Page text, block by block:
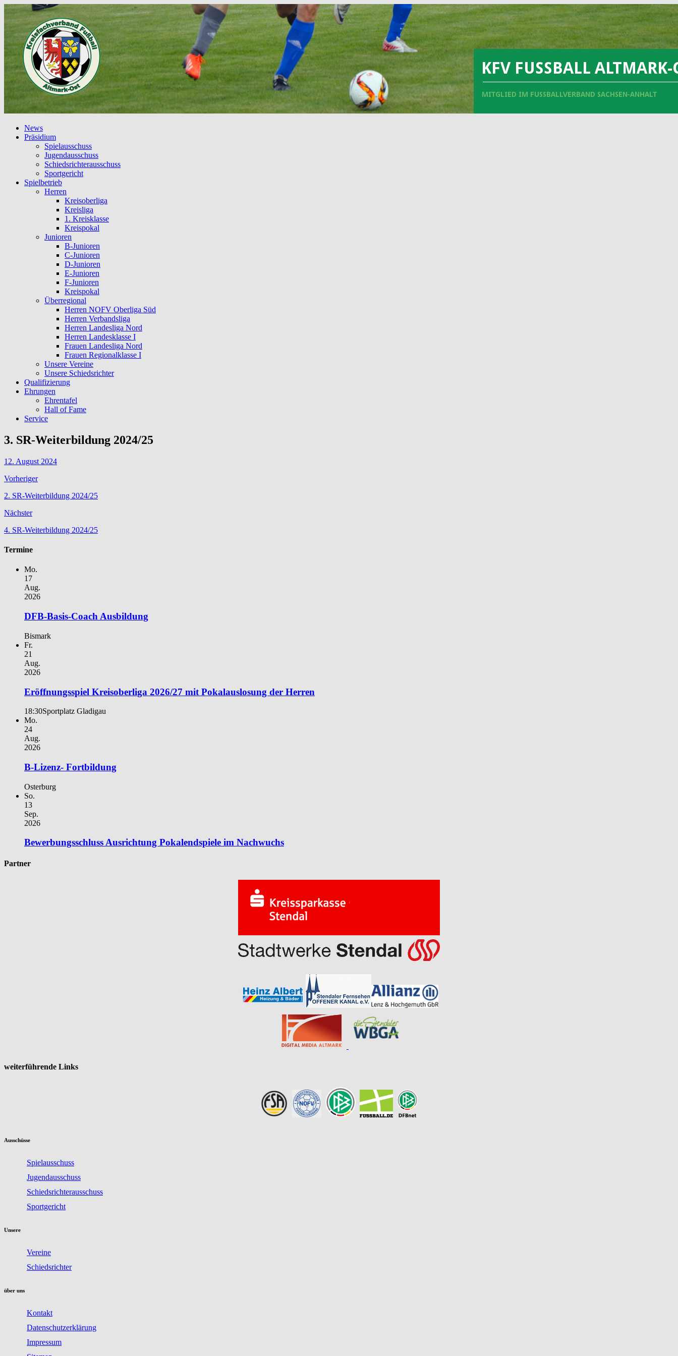
News
Präsidium
Spielausschuss
Jugendausschuss
Schiedsrichterausschuss
Sportgericht
Spielbetrieb
Herren
Kreisoberliga
Kreisliga
1. Kreisklasse
Kreispokal
Junioren
B-Junioren
C-Junioren
D-Junioren
E-Junioren
F-Junioren
Kreispokal
Überregional
Herren NOFV Oberliga Süd
Herren Verbandsliga
Herren Landesliga Nord
Herren Landesklasse I
Frauen Landesliga Nord
Frauen Regionalklasse I
Unsere Vereine
Unsere Schiedsrichter
Qualifizierung
Ehrungen
Ehrentafel
Hall of Fame
Service
3. SR-Weiterbildung 2024/25
12. August 2024
Vorheriger
2. SR-Weiterbildung 2024/25
Nächster
4. SR-Weiterbildung 2024/25
Termine
Mo.
17
Aug.
2026
DFB-Basis-Coach Ausbildung
Bismark
Fr.
21
Aug.
2026
Eröffnungsspiel Kreisoberliga 2026/27 mit Pokalauslosung der Herren
18:30Sportplatz Gladigau
Mo.
24
Aug.
2026
B-Lizenz- Fortbildung
Osterburg
So.
13
Sep.
2026
Bewerbungsschluss Ausrichtung Pokalendspiele im Nachwuchs
Partner
weiterführende Links
Ausschüsse
Spielausschuss
Jugendausschuss
Schiedsrichterausschuss
Sportgericht
Unsere
Vereine
Schiedsrichter
über uns
Kontakt
Datenschutzerklärung
Impressum